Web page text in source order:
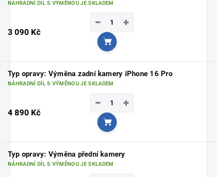
NÁHRADNÍ DÍL S VÝMĚNOU JE SKLADEM
3 090 Kč
+
−
Do košíku
Typ opravy: Výměna zadní kamery iPhone 16 Pro
NÁHRADNÍ DÍL S VÝMĚNOU JE SKLADEM
4 890 Kč
+
−
Do košíku
Typ opravy: Výměna přední kamery
NÁHRADNÍ DÍL S VÝMĚNOU JE SKLADEM